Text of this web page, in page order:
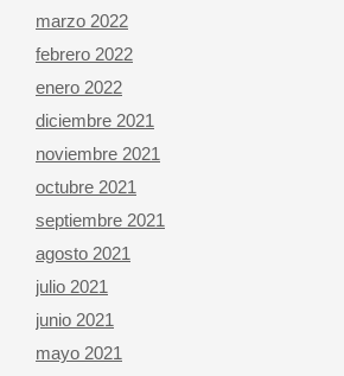
marzo 2022
febrero 2022
enero 2022
diciembre 2021
noviembre 2021
octubre 2021
septiembre 2021
agosto 2021
julio 2021
junio 2021
mayo 2021